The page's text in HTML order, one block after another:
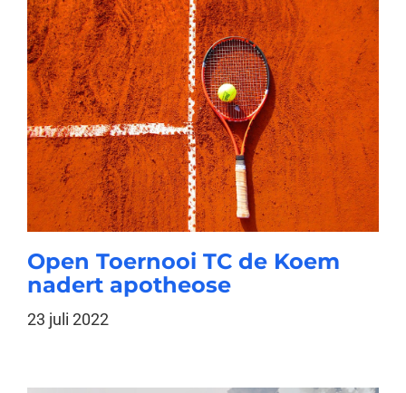
Open Toernooi TC de Koem
nadert apotheose
23 juli 2022